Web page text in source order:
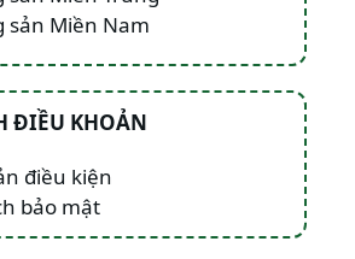
sản Miền Nam
ĐIỀU KHOẢN
điều kiện
bảo mật